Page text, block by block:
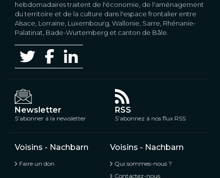
hebdomadaires traitent de l'économie, de l'aménagement
du territoire et de la culture dans l'espace frontalier entre
Alsace, Lorraine, Luxembourg, Wallonie, Sarre, Rhénanie-
Palatinat, Bade-Wurtemberg et canton de Bâle.
Newsletter
S’abonner à la newsletter
RSS
S’abonnez à nos flux RSS
Voisins - Nachbarn
Faire un don
Voisins - Nachbarn
Qui sommes-nous ?
Contactez-nous